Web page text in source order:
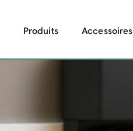
Produits Accessoires